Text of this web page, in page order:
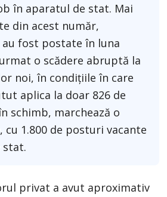
în aparatul de stat. Mai
din acest număr,
au fost postate în luna
o scădere abruptă la
noi, în condițiile în care
aplica la doar 826 de
schimb, marchează o
cu 1.800 de posturi vacante
privat a avut aproximativ